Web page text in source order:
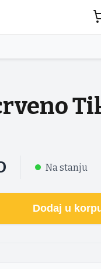
Na stanju
Dodaj u